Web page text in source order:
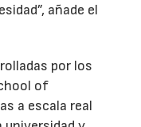
añade el
por los
of
a escala real